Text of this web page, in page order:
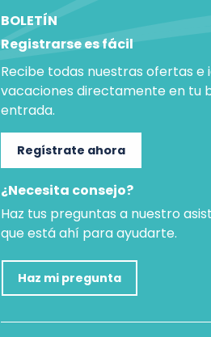
BOLETÍN
Registrarse es fácil
Recibe todas nuestras ofertas e
vacaciones directamente en tu
entrada.
Regístrate ahora
¿Necesita consejo?
Haz tus preguntas a nuestro
que está ahí para ayudarte.
Haz mi pregunta